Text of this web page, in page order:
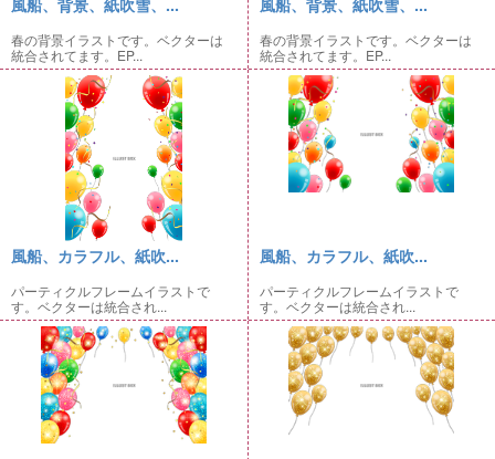
風船、背景、紙吹雪、...
春の背景イラストです。ベクターは
統合されてます。EP...
風船、背景、紙吹雪、...
春の背景イラストです。ベクターは
統合されてます。EP...
風船、カラフル、紙吹...
パーティクルフレームイラストで
す。ベクターは統合され...
風船、カラフル、紙吹...
パーティクルフレームイラストで
す。ベクターは統合され...